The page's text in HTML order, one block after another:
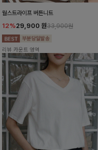
월스트라이프 버튼니트
12%29,900 원33,900원
리뷰 카운트 영역